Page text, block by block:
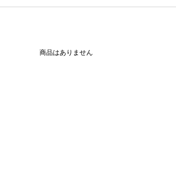
商品はありません